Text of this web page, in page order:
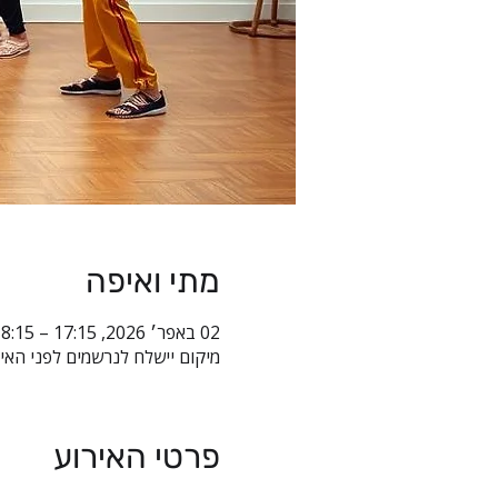
מתי ואיפה
02 באפר׳ 2026, 17:15 – 18:15
מיקום יישלח לנרשמים לפני
פרטי האירוע